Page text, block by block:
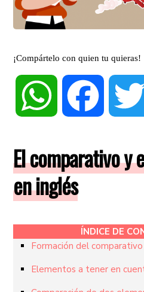
¡Compártelo con quien tu quieras!
WhatsApp Facebook
El comparativo y
en inglés
ÍNDICE DE
Formación del
Elementos a tener en